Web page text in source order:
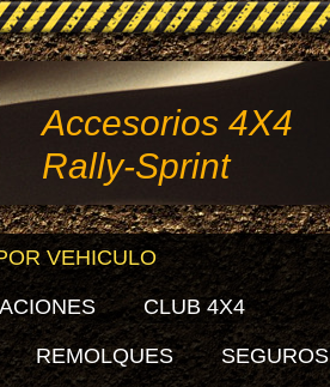
Accesorios 4X4
Rally-Sprint
VEHICULO
CLUB 4X4
REMOLQUES SEGUROS